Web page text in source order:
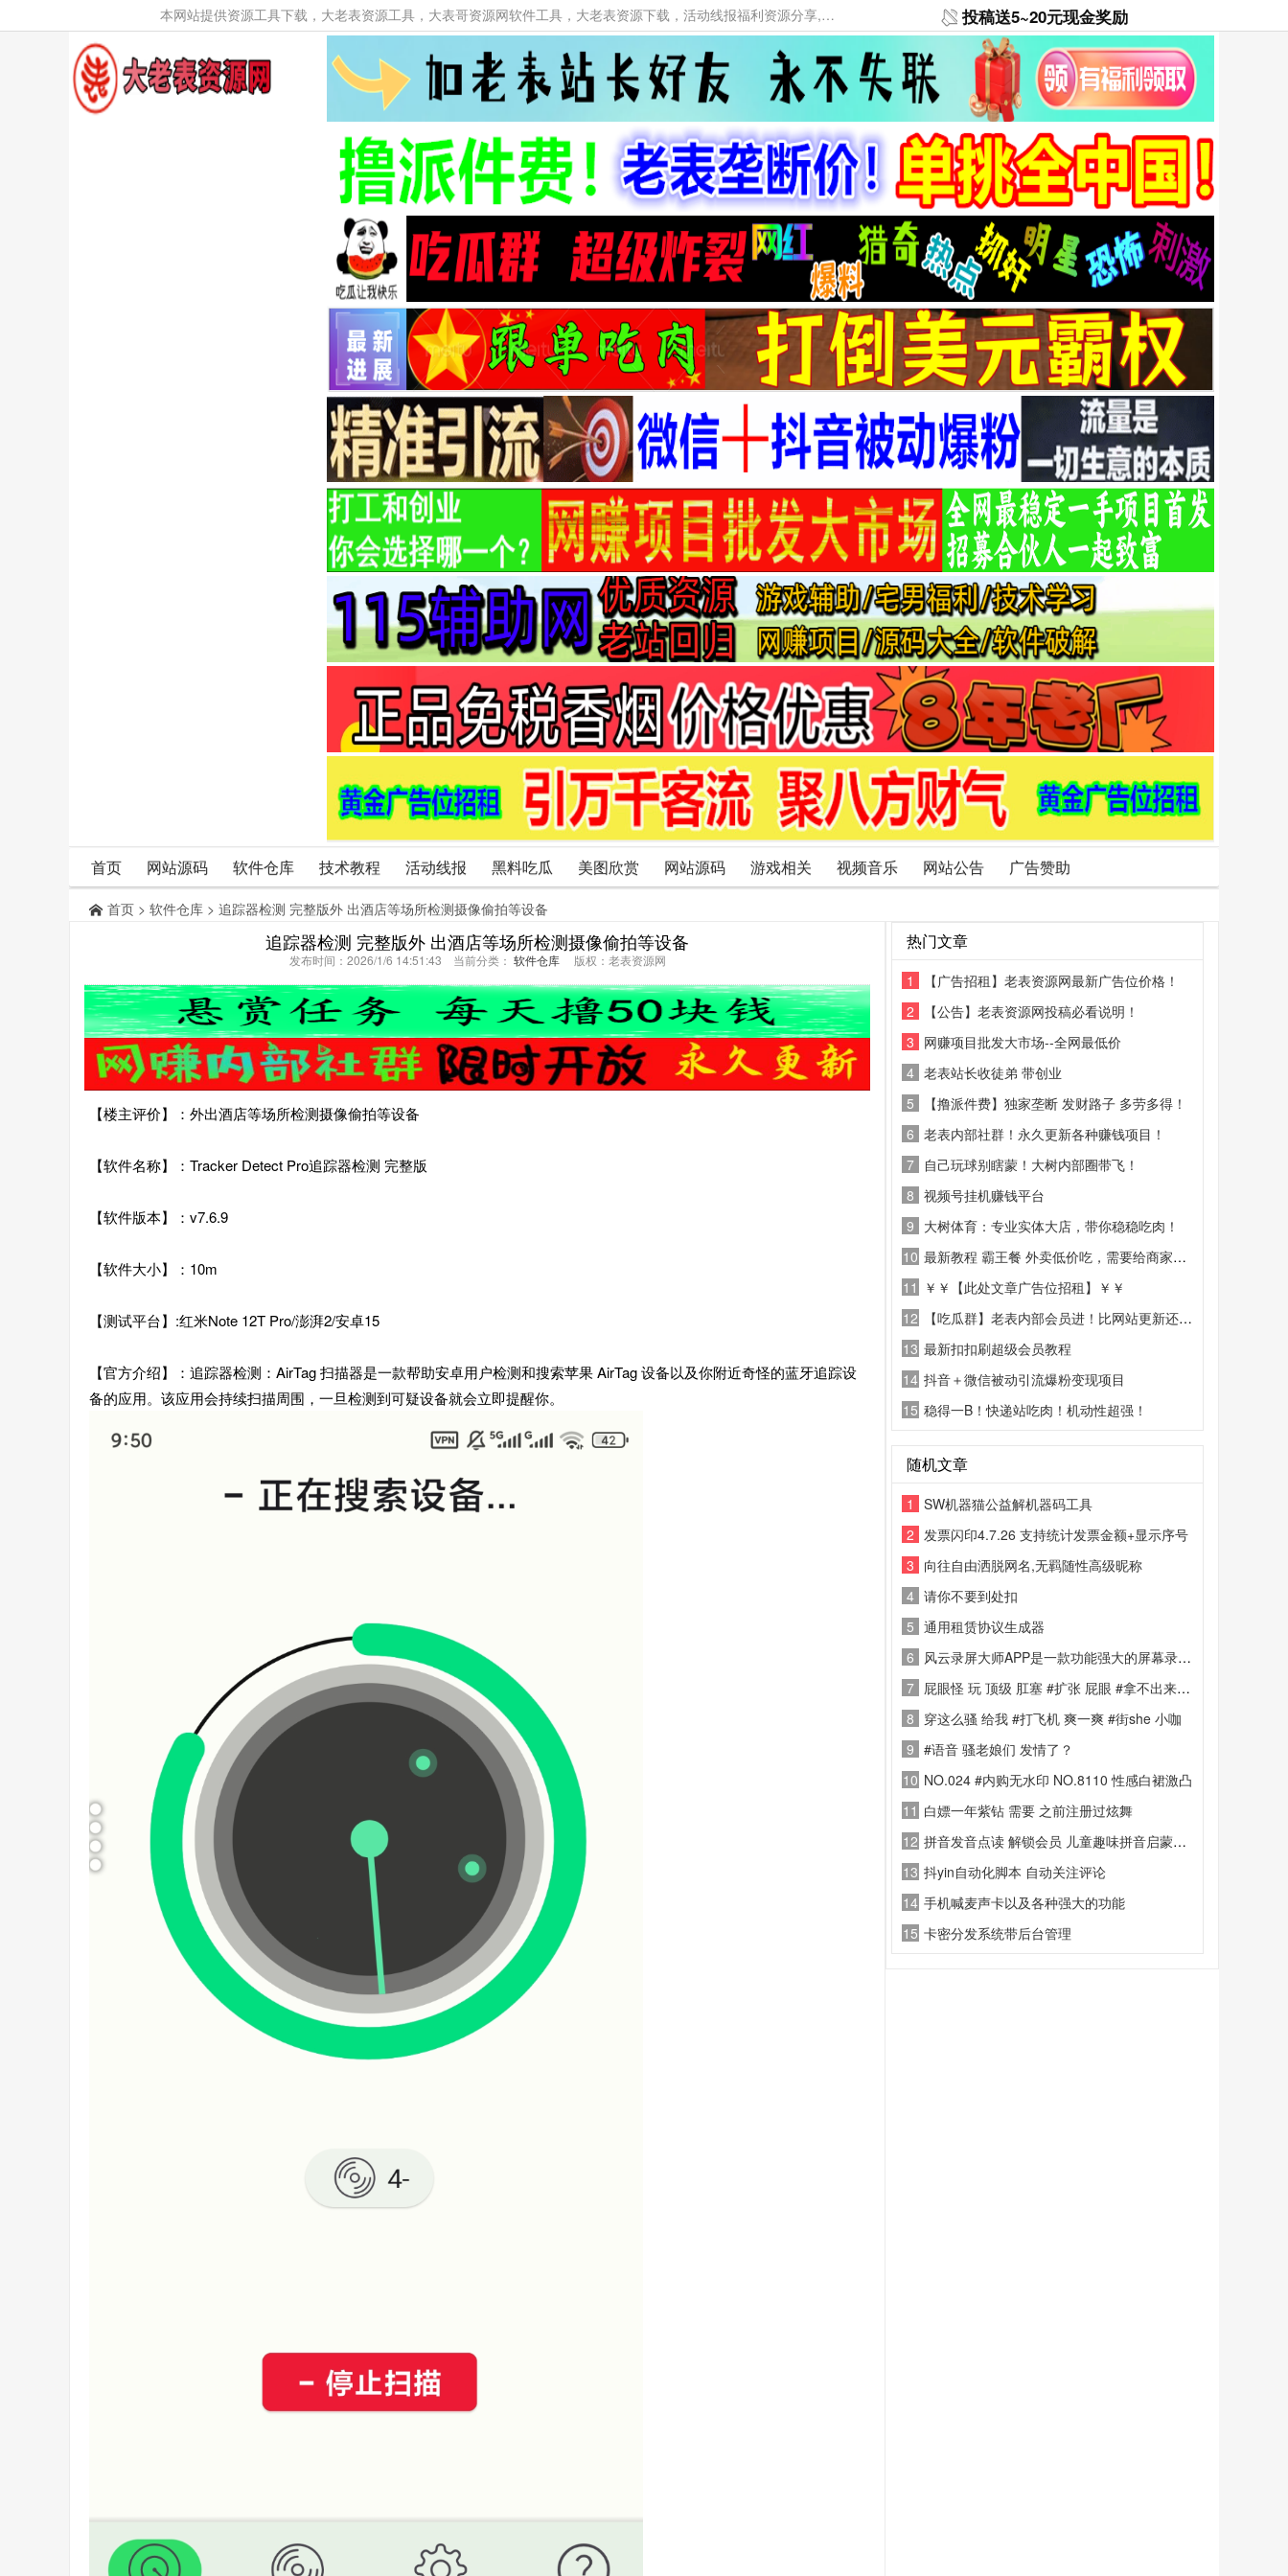
本网站提供资源工具下载，大老表资源工具，大表哥资源网软件工具，大老表资源下载，活动线报福利资源分享,活动线报，大型网游经典游戏，网络热门技术游戏辅助交流与分享。 投稿送5~20元现金奖励
首页 网站源码 软件仓库 技术教程 活动线报 黑料吃瓜 美图欣赏 网站源码 游戏相关 视频音乐 网站公告 广告赞助
首页 > 软件仓库 > 追踪器检测 完整版外 出酒店等场所检测摄像偷拍等设备
追踪器检测 完整版外 出酒店等场所检测摄像偷拍等设备
发布时间：2026/1/6 14:51:43 当前分类： 软件仓库版权：老表资源网
【楼主评价】：外出酒店等场所检测摄像偷拍等设备
【软件名称】：Tracker Detect Pro追踪器检测 完整版
【软件版本】：v7.6.9
【软件大小】：10m
【测试平台】:红米Note 12T Pro/澎湃2/安卓15
【官方介绍】：追踪器检测：AirTag 扫描器是一款帮助安卓用户检测和搜索苹果 AirTag 设备以及你附近奇怪的蓝牙追踪设
备的应用。该应用会持续扫描周围，一旦检测到可疑设备就会立即提醒你。
热门文章
1
【广告招租】老表资源网最新广告位价格！
2
【公告】老表资源网投稿必看说明！
3 网赚项目批发大市场--全网最低价
4 老表站长收徒弟 带创业
5
【撸派件费】独家垄断 发财路子 多劳多得！
6 老表内部社群！永久更新各种赚钱项目！
7 自己玩球别瞎蒙！大树内部圈带飞！
8 视频号挂机赚钱平台
9 大树体育：专业实体大店，带你稳稳吃肉！
10 最新教程 霸王餐 外卖低价吃，需要给商家好评
11 ￥￥【此处文章广告位招租】￥￥
12
【吃瓜群】老表内部会员进！比网站更新还精彩！
13 最新扣扣刷超级会员教程
14 抖音＋微信被动引流爆粉变现项目
15 稳得一B！快递站吃肉！机动性超强！
随机文章
1
SW机器猫公益解机器码工具
2 发票闪印4.7.26 支持统计发票金额+显示序号
3 向往自由洒脱网名,无羁随性高级昵称
4 请你不要到处扣
5 通用租赁协议生成器
6 风云录屏大师APP是一款功能强大的屏幕录制软件，多模式录制，原画高清录制，无水印视频
7 屁眼怪 玩 顶级 肛塞 #扩张 屁眼 #拿不出来 #一步到胃 #聊天记录 超级现场 差不多得了，玩这么大老了能夹的住屎吗 ？
8 穿这么骚 给我 #打飞机 爽一爽 #街she 小咖
9 #语音 骚老娘们 发情了？
10 NO.024 #内购无水印 NO.8110 性感白裙激凸
11 白嫖一年紫钻 需要 之前注册过炫舞
12 拼音发音点读 解锁会员 儿童趣味拼音启蒙学习
13 抖yin自动化脚本 自动关注评论
14 手机喊麦声卡以及各种强大的功能
15 卡密分发系统带后台管理